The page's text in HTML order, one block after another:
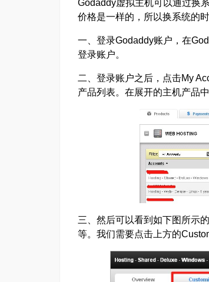
Godaddy虚拟主机可以通过换
价格是一样的，所以换系统的
一、登录Godaddy账户，在
登录账户。
二、登录账户之后，点击My
产品列表。在展开的主机产品
三、然后可以看到如下图所示
等。我们需要点击上方的